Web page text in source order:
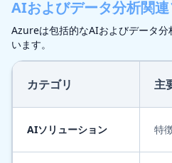
AIおよびデータ分析関
Azureは包括的なAIおよびデータ
います。
カテゴリ 主
AIソリューション 特